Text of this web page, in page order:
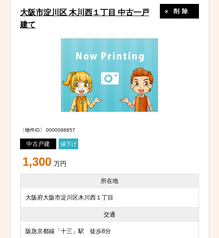
大阪市淀川区 木川西１丁目 中古一戸
建て
削除
〔物件ID〕 0000088857
中古戸建 値下げ
1,300 万円
所在地
大阪府大阪市淀川区木川西１丁目
交通
阪急京都線「十三」駅 徒歩8分